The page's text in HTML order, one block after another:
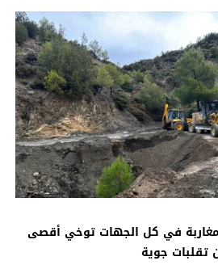
في كل الجهات توخي أقصى
تقلبات جوية